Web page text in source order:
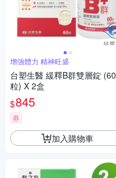
增強體力 精神旺盛
台塑生醫 緩釋B群雙層錠 (60
粒) X 2盒
$845
券
加入購物車